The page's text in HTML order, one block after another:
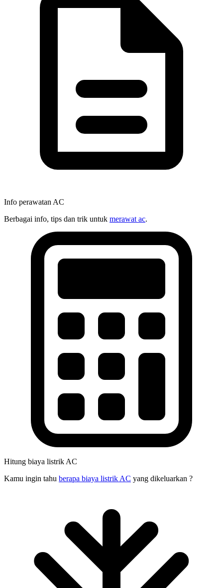
Info perawatan AC
Berbagai info, tips dan trik untuk merawat ac.
Hitung biaya listrik AC
Kamu ingin tahu berapa biaya listrik AC yang dikeluarkan ?